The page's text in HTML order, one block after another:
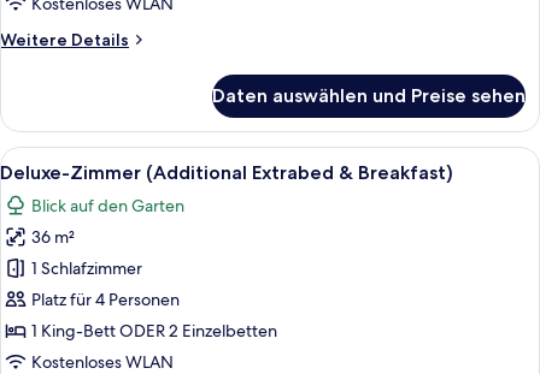
Ocean
Airport
Transfer)
anzeigen
Weitere Details
Weitere
Two
Bedroom
Residence,
View,
Partial
Ocean
View
(Free
Airport
Transfer)
Daten auswählen und Preise sehen
Alle
Fotos
für
Deluxe-
Zimmer
(Additional
Extrabed
&
Ein Hotelzimmer mit einem großen
5
Deluxe-Zimmer (Additional Extrabed & Breakfast)
Blick auf den Garten
36 m²
1 Schlafzimmer
Platz für 4 Personen
1 King-Bett ODER 2 Einzelbetten
Kostenloses WLAN